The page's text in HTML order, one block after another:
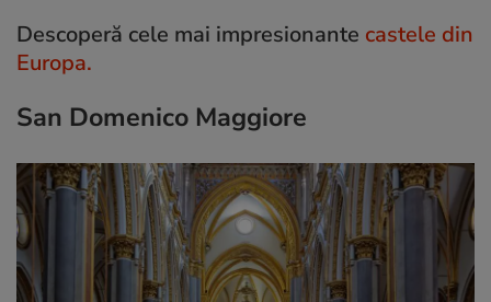
Descoperă cele mai impresionante castele din
Europa.
San Domenico Maggiore